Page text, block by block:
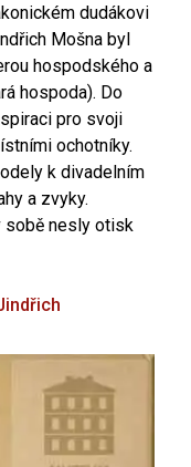
dudákovi
Mošna byl
hospodského a
hospoda). Do
pro svoji
ochotníky.
k divadelním
a zvyky.
sobě nesly otisk